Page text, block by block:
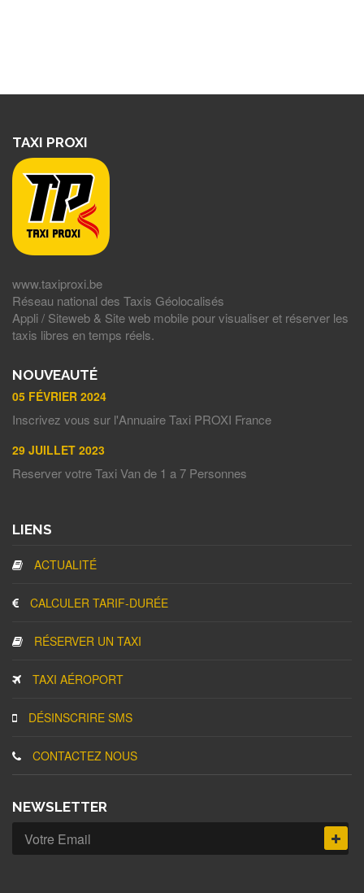
TAXI PROXI
www.taxiproxi.be
Réseau national des Taxis Géolocalisés
Appli / Siteweb & Site web mobile pour visualiser et réserver les
taxis libres en temps réels.
NOUVEAUTÉ
05 FÉVRIER 2024
Inscrivez vous sur l'Annuaire Taxi PROXI France
29 JUILLET 2023
Reserver votre Taxi Van de 1 a 7 Personnes
LIENS
ACTUALITÉ
CALCULER TARIF-DURÉE
RÉSERVER UN TAXI
TAXI AÉROPORT
DÉSINSCRIRE SMS
CONTACTEZ NOUS
NEWSLETTER